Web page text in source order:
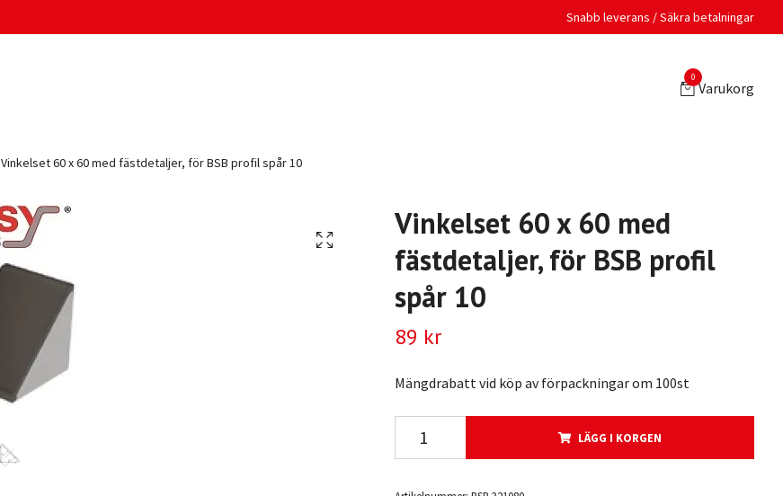
Snabb leverans / Säkra betalningar
0
Varukorg
Vinkelset 60 x 60 med fästdetaljer, för BSB profil spår 10
Vinkelset 60 x 60 med
fästdetaljer, för BSB profil
spår 10
89 kr
Mängdrabatt vid köp av förpackningar om 100st
LÄGG I KORGEN